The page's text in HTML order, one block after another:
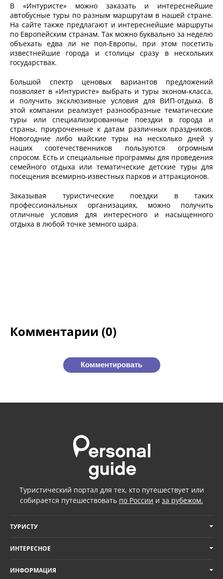
В «Интуристе» можно заказать и интереснейшие
автобусные туры по разным маршрутам в нашей стране.
На сайте также предлагают и интереснейшие маршруты
по Европейским странам. Так можно буквально за неделю
объехать едва ли не пол-Европы, при этом посетить
известнейшие города и столицы сразу в нескольких
государствах.
Большой спектр ценовых вариантов предложений
позволяет в «Интуристе» выбрать и туры эконом-класса,
и получить эксклюзивные условия для ВИП-отдыха. В
этой компании реализует разнообразные тематические
туры или специализированные поездки в города и
страны, приуроченные к датам различных праздников.
Новогодние либо майские туры на несколько дней у
наших соотечественников пользуются огромным
спросом. Есть и специальные программы для проведения
семейного отдыха или тематические детские туры для
посещения всемирно-известных парков и аттракционов.
Заказывая туристические поездки в таких
профессиональных организациях, можно получить
отличные условия для интересного и насыщенного
отдыха в любой точке земного шара.
Комментарии (0)
Комментировать
Туристический портал для тех, кто путешествует или
собирается путешествовать по России и за рубежом.
ТУРИСТУ
ИНТЕРЕСНОЕ
ИНФОРМАЦИЯ